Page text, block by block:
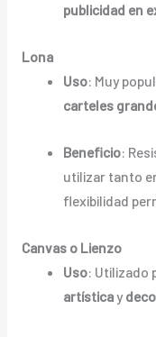
publicidad en
Lona
Uso: Muy
carteles
Beneficio:
utilizar tanto
flexibilidad
Canvas o Lienzo
Uso: Utilizado
artísticay